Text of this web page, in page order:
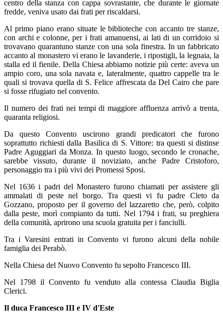
centro della stanza con cappa sovrastante, che durante le giornate
fredde, veniva usato dai frati per riscaldarsi.
Al primo piano erano situate le biblioteche con accanto tre stanze,
con archi e colonne, per i frati amanuensi, ai lati di un corridoio si
trovavano quarantuno stanze con una sola finestra. In un fabbricato
accanto al monastero vi erano le lavanderie, i ripostigli, la legnaia, la
stalla ed il fienile. Della Chiesa abbiamo notizie più certe: aveva un
ampio coro, una sola navata e, lateralmente, quattro cappelle tra le
quali si trovava quella di S. Felice affrescata da Del Cairo che pare
si fosse rifugiato nel convento.
Il numero dei frati nei tempi di maggiore affluenza arrivò a trenta,
quaranta religiosi.
Da questo Convento uscirono grandi predicatori che furono
soprattutto richiesti dalla Basilica di S. Vittore: tra questi si distinse
Padre Aguggiari da Monza. In questo luogo, secondo le cronache,
sarebbe vissuto, durante il noviziato, anche Padre Cristoforo,
personaggio tra i più vivi dei Promessi Sposi.
Nel 1636 i padri del Monastero furono chiamati per assistere gli
ammalati di peste nel borgo. Tra questi vi fu padre Cleto da
Gozzano, proposto per il governo del lazzaretto che, però, colpito
dalla peste, morì compianto da tutti. Nel 1794 i frati, su preghiera
della comunità, aprirono una scuola gratuita per i fanciulli.
Tra i Varesini entrati in Convento vi furono alcuni della nobile
famiglia dei Perabò.
Nella Chiesa del Nuovo Convento fu sepolto Francesco III.
Nel 1798 il Convento fu venduto alla contessa Claudia Biglia
Clerici.
Il duca Francesco III e IV d'Este